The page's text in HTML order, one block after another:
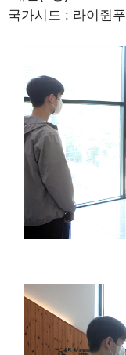
국가시드 : 라이쥔푸